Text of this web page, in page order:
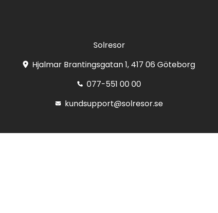
Solresor
Hjalmar Brantingsgatan 1, 417 06 Göteborg
077-551 00 00
kundsupport@solresor.se